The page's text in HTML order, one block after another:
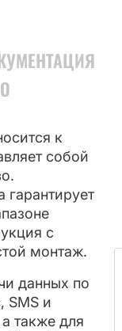
к
собой
гарантирует
с
монтаж.
данных по
SMS и
также для